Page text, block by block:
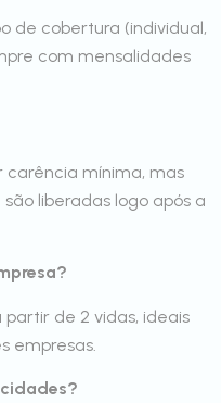
de cobertura (individual,
com mensalidades
carência mínima, mas
liberadas logo após a
partir de 2 vidas, ideais
empresas.